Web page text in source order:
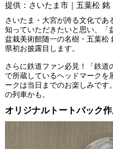
提供：さいたま市｜五葉松 銘
さいたま・大宮が誇る文化であ
知っていただきたいと思い、「
盆栽美術館随一の名樹・五葉松
県初お披露目します。
さらに鉄道ファン必見！「鉄
で所蔵しているヘッドマークを
ークは当日までのお楽しみです
の列車かも。
オリジナルトートバック